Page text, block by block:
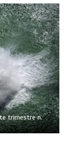
trimestre n.